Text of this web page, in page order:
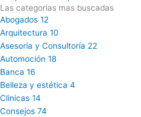
Las categorias mas buscadas
Abogados 12
Arquitectura 10
Asesoría y Consultoría 22
Automoción 18
Banca 16
Belleza y estética 4
Clinicas 14
Consejos 74